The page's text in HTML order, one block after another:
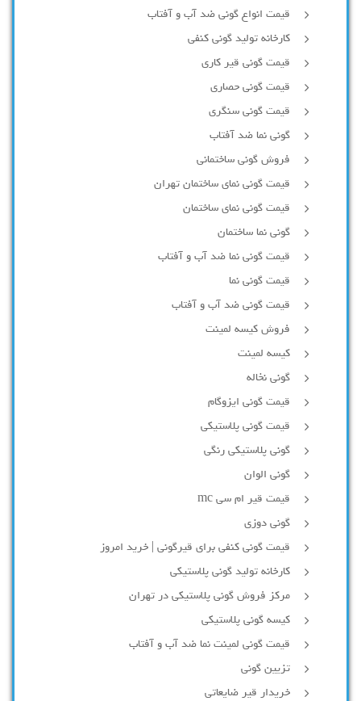
قیمت انواع گونی ضد آب و آفتاب
کارخانه تولید گونی کنفی
قیمت گونی قیر کاری
قیمت گونی حصاری
قیمت گونی سنگری
گونی نما ضد آفتاب
فروش گونی ساختمانی
قیمت گونی نمای ساختمان تهران
قیمت گونی نمای ساختمان
گونی نما ساختمان
قیمت گونی نما ضد آب و آفتاب
قیمت گونی نما
قیمت گونی ضد آب و آفتاب
فروش کیسه لمینت
کیسه لمینت
گونی نخاله
قیمت گونی ایزوگام
قیمت گونی پلاستیکی
گونی پلاستیکی رنگی
گونی الوان
قیمت قیر ام سی mc
گونی دوزی
قیمت گونی کنفی برای قیرگونی | خرید امروز
کارخانه تولید گونی پلاستیکی
مرکز فروش گونی پلاستیکی در تهران
کیسه گونی پلاستیکی
قیمت گونی لمینت نما ضد آب و آفتاب
تزیین گونی
خریدار قیر ضایعاتی